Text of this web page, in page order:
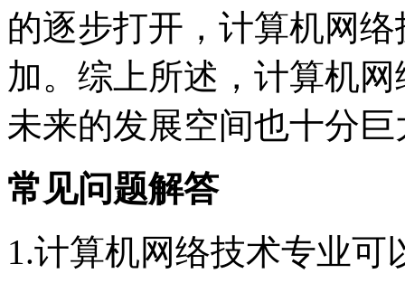
的逐步打开，计算机网
加。综上所述，计算机
未来的发展空间也十分巨
常见问题解答
1.计算机网络技术专业